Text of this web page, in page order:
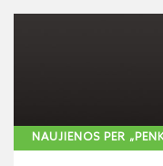
NAUJIENOS PER